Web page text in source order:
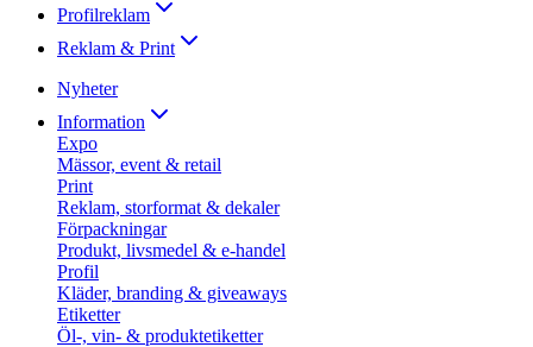
Profilreklam
Reklam & Print
Nyheter
Information
Expo
Mässor, event & retail
Print
Reklam, storformat & dekaler
Förpackningar
Produkt, livsmedel & e-handel
Profil
Kläder, branding & giveaways
Etiketter
Öl-, vin- & produktetiketter